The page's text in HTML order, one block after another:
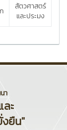
สัตวศาสตร์
และประมง
า
ะ
ยืน"